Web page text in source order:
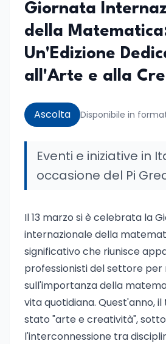
Giornata
della
Un'Edizione
all'Arte e alla
Ascolta Disponibile in
Eventi e iniziative in
occasione del Pi
Il 13 marzo si è celebrata la
internazionale della
significativo che riunisce
professionisti del settore
sull'importanza della
vita quotidiana. Quest'anno,
stato "arte e creatività",
l'interconnessione tra